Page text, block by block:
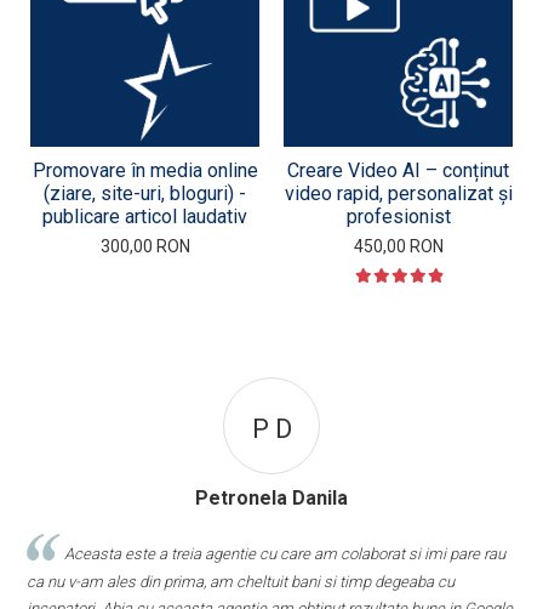
Promovare în media online
(ziare, site-uri, bloguri) -
publicare articol laudativ
300,00 RON
Creare Video AI – conținut
video rapid, personalizat și
profesionist
450,00 RON
P D
Petronela Danila
Aceasta este a treia agentie cu care am colaborat si imi pare rau
ca nu v-am ales din prima, am cheltuit bani si timp degeaba cu